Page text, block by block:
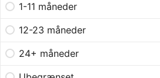
1-11 måneder
12-23 måneder
24+ måneder